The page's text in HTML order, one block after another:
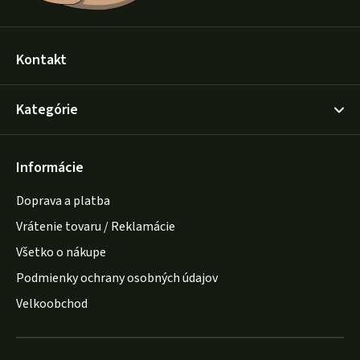
Kontakt
Kategórie
Informácie
Doprava a platba
Vrátenie tovaru / Reklamácie
Všetko o nákupe
Podmienky ochrany osobných údajov
Velkoobchod